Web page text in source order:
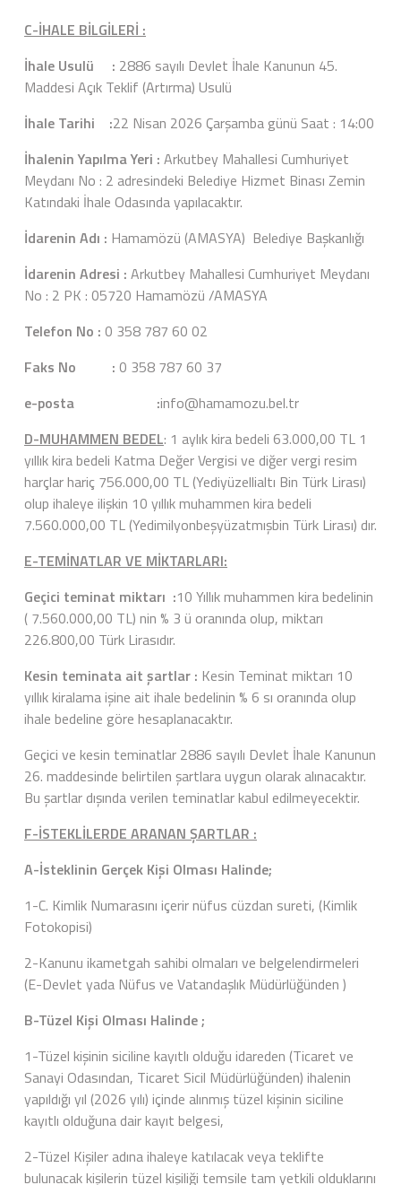
C-İHALE BİLGİLERİ :
İhale Usulü : 2886 sayılı Devlet İhale Kanunun 45.
Maddesi Açık Teklif (Artırma) Usulü
İhale Tarihi :22 Nisan 2026 Çarşamba günü Saat : 14:00
İhalenin Yapılma Yeri : Arkutbey Mahallesi Cumhuriyet
Meydanı No : 2 adresindeki Belediye Hizmet Binası Zemin
Katındaki İhale Odasında yapılacaktır.
İdarenin Adı : Hamamözü (AMASYA) Belediye Başkanlığı
İdarenin Adresi : Arkutbey Mahallesi Cumhuriyet Meydanı
No : 2 PK : 05720 Hamamözü /AMASYA
Telefon No : 0 358 787 60 02
Faks No : 0 358 787 60 37
e-posta :info@hamamozu.bel.tr
D-MUHAMMEN BEDEL: 1 aylık kira bedeli 63.000,00 TL 1
yıllık kira bedeli Katma Değer Vergisi ve diğer vergi resim
harçlar hariç 756.000,00 TL (Yediyüzellialtı Bin Türk Lirası)
olup ihaleye ilişkin 10 yıllık muhammen kira bedeli
7.560.000,00 TL (Yedimilyonbeşyüzatmışbin Türk Lirası) dır.
E-TEMİNATLAR VE MİKTARLARI:
Geçici teminat miktarı :10 Yıllık muhammen kira bedelinin
( 7.560.000,00 TL) nin % 3 ü oranında olup, miktarı
226.800,00 Türk Lirasıdır.
Kesin teminata ait şartlar : Kesin Teminat miktarı 10
yıllık kiralama işine ait ihale bedelinin % 6 sı oranında olup
ihale bedeline göre hesaplanacaktır.
Geçici ve kesin teminatlar 2886 sayılı Devlet İhale Kanunun
26. maddesinde belirtilen şartlara uygun olarak alınacaktır.
Bu şartlar dışında verilen teminatlar kabul edilmeyecektir.
F-İSTEKLİLERDE ARANAN ŞARTLAR :
A-İsteklinin Gerçek Kişi Olması Halinde;
1-C. Kimlik Numarasını içerir nüfus cüzdan sureti, (Kimlik
Fotokopisi)
2-Kanunu ikametgah sahibi olmaları ve belgelendirmeleri
(E-Devlet yada Nüfus ve Vatandaşlık Müdürlüğünden )
B-Tüzel Kişi Olması Halinde ;
1-Tüzel kişinin siciline kayıtlı olduğu idareden (Ticaret ve
Sanayi Odasından, Ticaret Sicil Müdürlüğünden) ihalenin
yapıldığı yıl (2026 yılı) içinde alınmış tüzel kişinin siciline
kayıtlı olduğuna dair kayıt belgesi,
2-Tüzel Kişiler adına ihaleye katılacak veya teklifte
bulunacak kişilerin tüzel kişiliği temsile tam yetkili olduklarını